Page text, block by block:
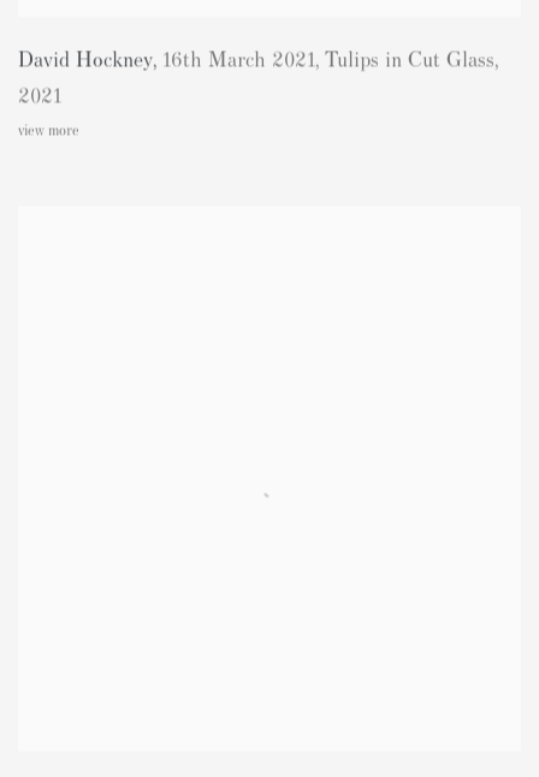
David Hockney, 16th March 2021, Tulips in Cut Glass,
2021
view more